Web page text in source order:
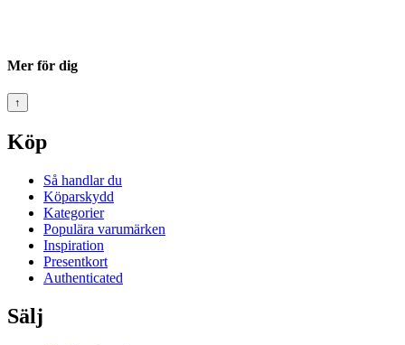
Mer för dig
↑
Köp
Så handlar du
Köparskydd
Kategorier
Populära varumärken
Inspiration
Presentkort
Authenticated
Sälj